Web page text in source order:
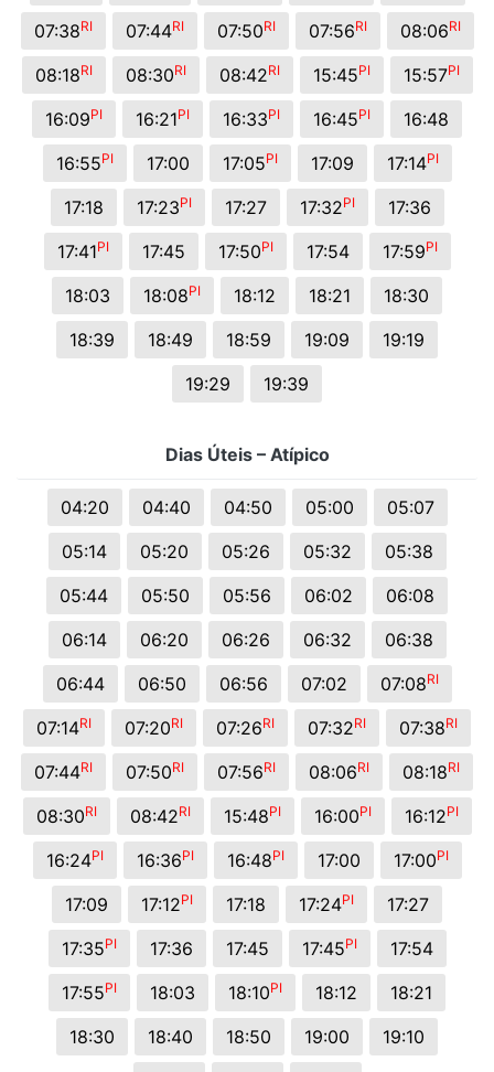
07:38RI 07:44RI 07:50RI 07:56RI 08:06RI
08:18RI 08:30RI 08:42RI 15:45PI 15:57PI
16:09PI 16:21PI 16:33PI 16:45PI
16:48
16:55PI 17:00 17:05PI 17:09 17:14PI
17:18 17:23PI 17:27 17:32PI
17:36
17:41PI 17:45 17:50PI 17:54 17:59PI
18:03 18:08PI 18:12 18:21
18:30
18:39
18:49 18:59 19:09
19:19
19:29
19:39
Dias Úteis – Atípico
04:20 04:40 04:50 05:00
05:07
05:14
05:20 05:26 05:32
05:38
05:44
05:50 05:56 06:02
06:08
06:14
06:20 06:26 06:32
06:38
06:44
06:50 06:56 07:02 07:08RI
07:14RI 07:20RI 07:26RI 07:32RI 07:38RI
07:44RI 07:50RI 07:56RI 08:06RI 08:18RI
08:30RI 08:42RI 15:48PI 16:00PI 16:12PI
16:24PI 16:36PI 16:48PI 17:00 17:00PI
17:09 17:12PI 17:18 17:24PI
17:27
17:35PI 17:36 17:45 17:45PI
17:54
17:55PI 18:03 18:10PI 18:12
18:21
18:30
18:40 18:50 19:00
19:10